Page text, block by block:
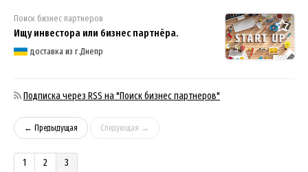
5
Поиск бизнес партнеров
Ищу инвестора или бизнес партнёра.
доставка из г.Днепр
Подписка через RSS на "Поиск бизнес партнеров"
← Предыдущая Следующая →
1 2 3